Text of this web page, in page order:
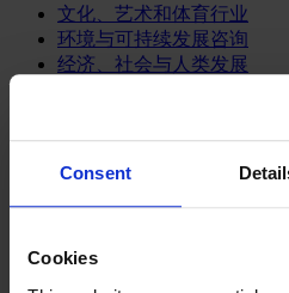
Consent
Cookies
文化、艺术和体育行业
环境与可持续发展咨询
经济、社会与人类发展
媒体和娱乐业
消费品
餐饮、旅游与酒店业